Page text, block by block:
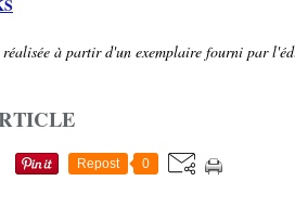
à partir d'un exemplaire fourni par
Repost 0